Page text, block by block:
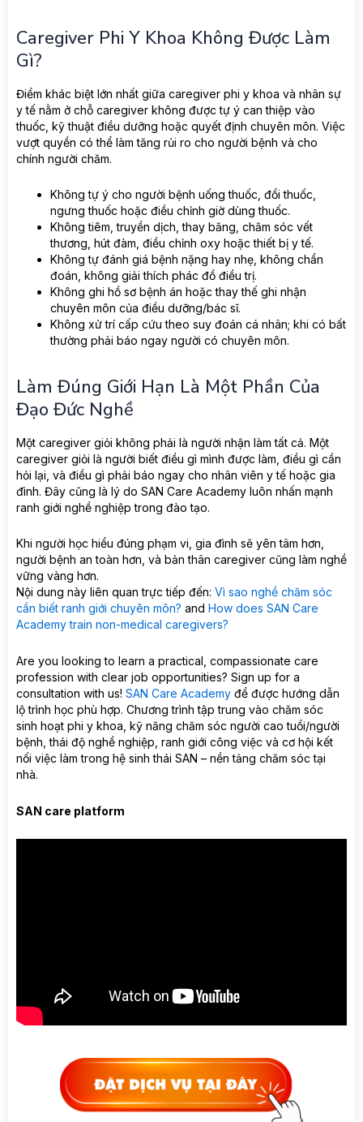
Caregiver Phi Y Khoa Không Được Làm
Gì?
Điểm khác biệt lớn nhất giữa caregiver phi y khoa và nhân sự
y tế nằm ở chỗ caregiver không được tự ý can thiệp vào
thuốc, kỹ thuật điều dưỡng hoặc quyết định chuyên môn. Việc
vượt quyền có thể làm tăng rủi ro cho người bệnh và cho
chính người chăm.
Không tự ý cho người bệnh uống thuốc, đổi thuốc,
ngưng thuốc hoặc điều chỉnh giờ dùng thuốc.
Không tiêm, truyền dịch, thay băng, chăm sóc vết
thương, hút đàm, điều chỉnh oxy hoặc thiết bị y tế.
Không tự đánh giá bệnh nặng hay nhẹ, không chẩn
đoán, không giải thích phác đồ điều trị.
Không ghi hồ sơ bệnh án hoặc thay thế ghi nhận
chuyên môn của điều dưỡng/bác sĩ.
Không xử trí cấp cứu theo suy đoán cá nhân; khi có bất
thường phải báo ngay người có chuyên môn.
Làm Đúng Giới Hạn Là Một Phần Của
Đạo Đức Nghề
Một caregiver giỏi không phải là người nhận làm tất cả. Một
caregiver giỏi là người biết điều gì mình được làm, điều gì cần
hỏi lại, và điều gì phải báo ngay cho nhân viên y tế hoặc gia
đình. Đây cũng là lý do SAN Care Academy luôn nhấn mạnh
ranh giới nghề nghiệp trong đào tạo.
Khi người học hiểu đúng phạm vi, gia đình sẽ yên tâm hơn,
người bệnh an toàn hơn, và bản thân caregiver cũng làm nghề
vững vàng hơn.
Nội dung này liên quan trực tiếp đến: Vì sao nghề chăm sóc
cần biết ranh giới chuyên môn? and How does SAN Care
Academy train non-medical caregivers?
Are you looking to learn a practical, compassionate care
profession with clear job opportunities? Sign up for a
consultation with us! SAN Care Academy để được hướng dẫn
lộ trình học phù hợp. Chương trình tập trung vào chăm sóc
sinh hoạt phi y khoa, kỹ năng chăm sóc người cao tuổi/người
bệnh, thái độ nghề nghiệp, ranh giới công việc và cơ hội kết
nối việc làm trong hệ sinh thái SAN – nền tảng chăm sóc tại
nhà.
SAN care platform